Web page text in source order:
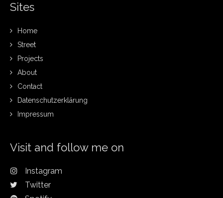
Sites
Home
Street
Projects
About
Contact
Datenschutzerklärung
Impressum
Visit and follow me on
Instagram
Twitter